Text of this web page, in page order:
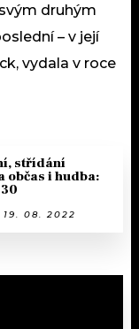
druhým
– v její
vydala v roce
střídání
občas i hudba:
19. 08. 2022